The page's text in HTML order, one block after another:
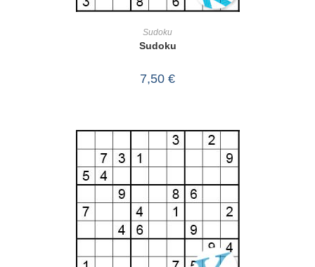
Sudoku
Sudoku
7,50 €